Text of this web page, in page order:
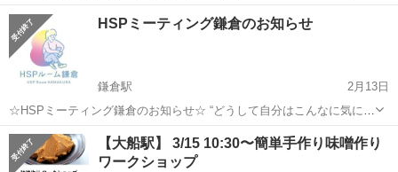
ルト 2種、または3種お持ち帰り 参加費：当日現金払い 2種作り
2,200円、3種作り 3,000円 １ドリンクオーダー制（カフェ開...
神奈川 ワークショップ フォーム
HSPミーティング鎌倉のお知らせ
鎌倉駅
2月13日
☆HSPミーティング鎌倉のお知らせ☆ “どうして自分はこんなに気にし
てしまうんだろう？” “なぜこんな小さなことでショックを受けて、涙
が出てくるんだろう” “どうしていつまでも同じことを考え続けてしま
うんだ...
神奈川 鎌倉市 鎌倉駅 ワークショップ HSP
【大船駅】 3/15 10:30〜簡単手作り味噌作り
ワークショップ